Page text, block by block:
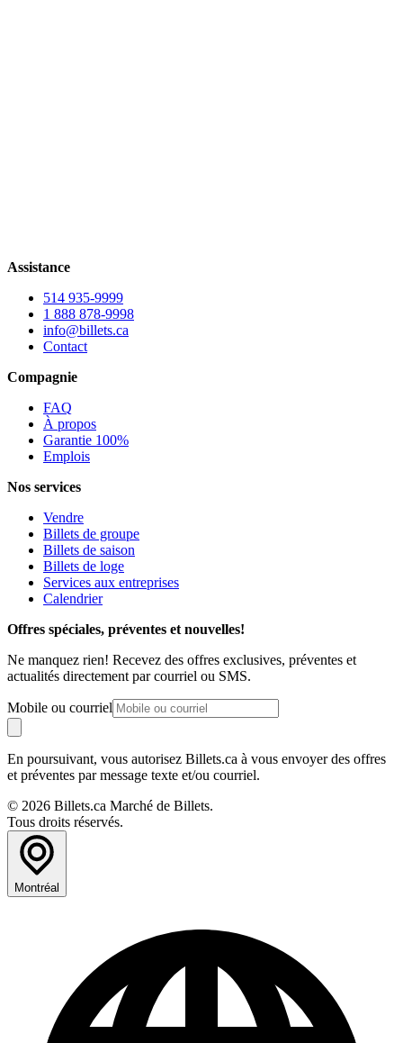
Assistance
514 935-9999
1 888 878-9998
info@billets.ca
Contact
Compagnie
FAQ
À propos
Garantie 100%
Emplois
Nos services
Vendre
Billets de groupe
Billets de saison
Billets de loge
Services aux entreprises
Calendrier
Offres spéciales, préventes et nouvelles!
Ne manquez rien! Recevez des offres exclusives, préventes et
actualités directement par courriel ou SMS.
Mobile ou courriel
En poursuivant, vous autorisez Billets.ca à vous envoyer des offres
et préventes par message texte et/ou courriel.
© 2026 Billets.ca Marché de Billets.
Tous droits réservés.
Montréal